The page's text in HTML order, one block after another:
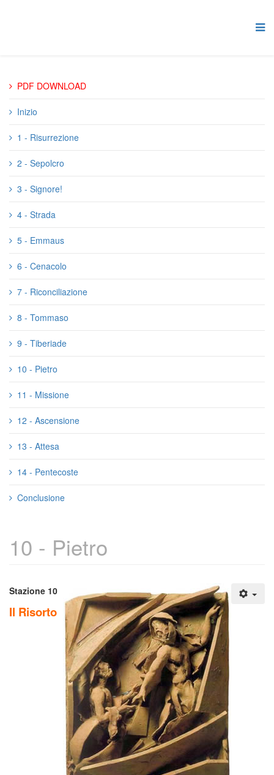
PDF DOWNLOAD
Inizio
1 - Risurrezione
2 - Sepolcro
3 - Signore!
4 - Strada
5 - Emmaus
6 - Cenacolo
7 - Riconciliazione
8 - Tommaso
9 - Tiberiade
10 - Pietro
11 - Missione
12 - Ascensione
13 - Attesa
14 - Pentecoste
Conclusione
10 - Pietro
Stazione 10
Il Risorto